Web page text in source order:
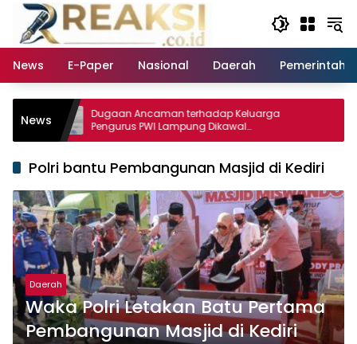
Langsung
konten
News
E-Paper Nasional Daerah
NewsDugaan Ancaman terhadap Keluarga
Pengurus PWI Lampung Dikawal
Legislator dan Jurnalis
Polri bantu Pembangunan Masjid di Kediri
Daerah
Waka Polri Letakan Batu Pertama
Pembangunan Masjid di Kediri